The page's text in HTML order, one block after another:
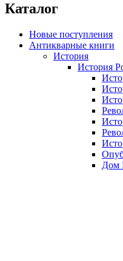
Каталог
Новые поступления
Антикварные книги
История
История
Дом